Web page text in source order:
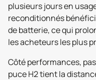
plusieurs jours en
reconditionnés
de batterie, ce qui
les acheteurs les plus
Côté performances,
puce H2 tient la